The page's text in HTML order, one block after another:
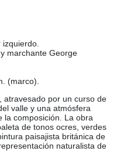
izquierdo.
marchante George
(marco).
atravesado por un curso de
valle y una atmósfera
la composición. La obra
de tonos ocres, verdes
paisajista británica de
naturalista de